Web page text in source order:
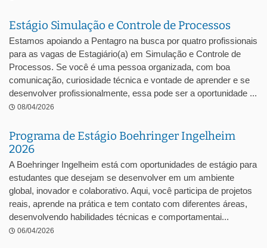
Estágio Simulação e Controle de Processos
Estamos apoiando a Pentagro na busca por quatro profissionais
para as vagas de Estagiário(a) em Simulação e Controle de
Processos. Se você é uma pessoa organizada, com boa
comunicação, curiosidade técnica e vontade de aprender e se
desenvolver profissionalmente, essa pode ser a oportunidade ...
08/04/2026
Programa de Estágio Boehringer Ingelheim
2026
A Boehringer Ingelheim está com oportunidades de estágio para
estudantes que desejam se desenvolver em um ambiente
global, inovador e colaborativo. Aqui, você participa de projetos
reais, aprende na prática e tem contato com diferentes áreas,
desenvolvendo habilidades técnicas e comportamentai...
06/04/2026